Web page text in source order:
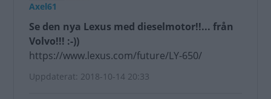
Axel61
Se den nya Lexus med dieselmotor!!... från
Volvo!!! :-))
https://www.lexus.com/future/LY-650/
Uppdaterat: 2018-10-14 20:33